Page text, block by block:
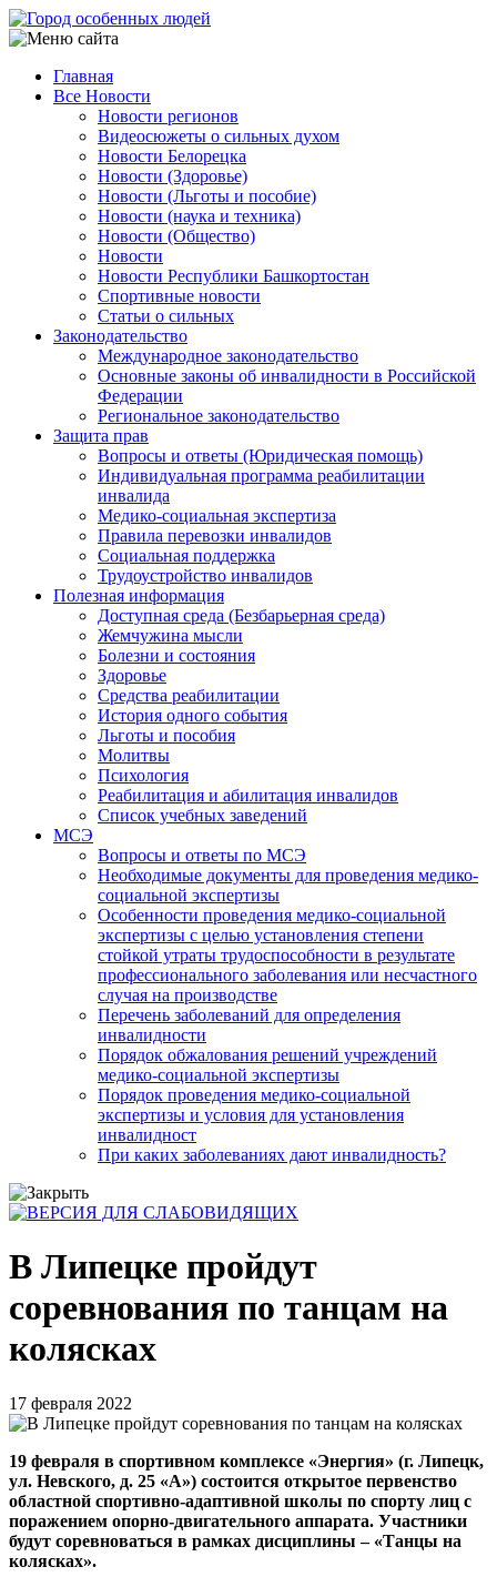
Перейти
к
содержанию
Main
navigation
Главная
Все Новости
Новости регионов
Видеосюжеты о сильных духом
Новости Белорецка
Новости (Здоровье)
Новости (Льготы и пособие)
Новости (наука и техника)
Новости (Общество)
Новости
Новости Республики Башкортостан
Спортивные новости
Статьи о сильных
Законодательство
Международное законодательство
Основные законы об инвалидности в Российской
Федерации
Региональное законодательство
Защита прав
Вопросы и ответы (Юридическая помощь)
Индивидуальная программа реабилитации
инвалида
Медико-социальная экспертиза
Правила перевозки инвалидов
Социальная поддержка
Трудоустройство инвалидов
Полезная информация
Доступная среда (Безбарьерная среда)
Жемчужина мысли
Болезни и состояния
Здоровье
Средства реабилитации
История одного события
Льготы и пособия
Молитвы
Психология
Реабилитация и абилитация инвалидов
Список учебных заведений
МСЭ
Вопросы и ответы по МСЭ
Необходимые документы для проведения медико-
социальной экспертизы
Особенности проведения медико-социальной
экспертизы с целью установления степени
стойкой утраты трудоспособности в результате
профессионального заболевания или несчастного
случая на производстве
Перечень заболеваний для определения
инвалидности
Порядок обжалования решений учреждений
медико-социальной экспертизы
Порядок проведения медико-социальной
экспертизы и условия для установления
инвалидност
При каких заболеваниях дают инвалидность?
В Липецке пройдут
соревнования по танцам на
колясках
17 февраля 2022
19 февраля в спортивном комплексе «Энергия» (г. Липецк,
ул. Невского, д. 25 «А») состоится открытое первенство
областной спортивно-адаптивной школы по спорту лиц с
поражением опорно-двигательного аппарата. Участники
будут соревноваться в рамках дисциплины – «Танцы на
колясках».